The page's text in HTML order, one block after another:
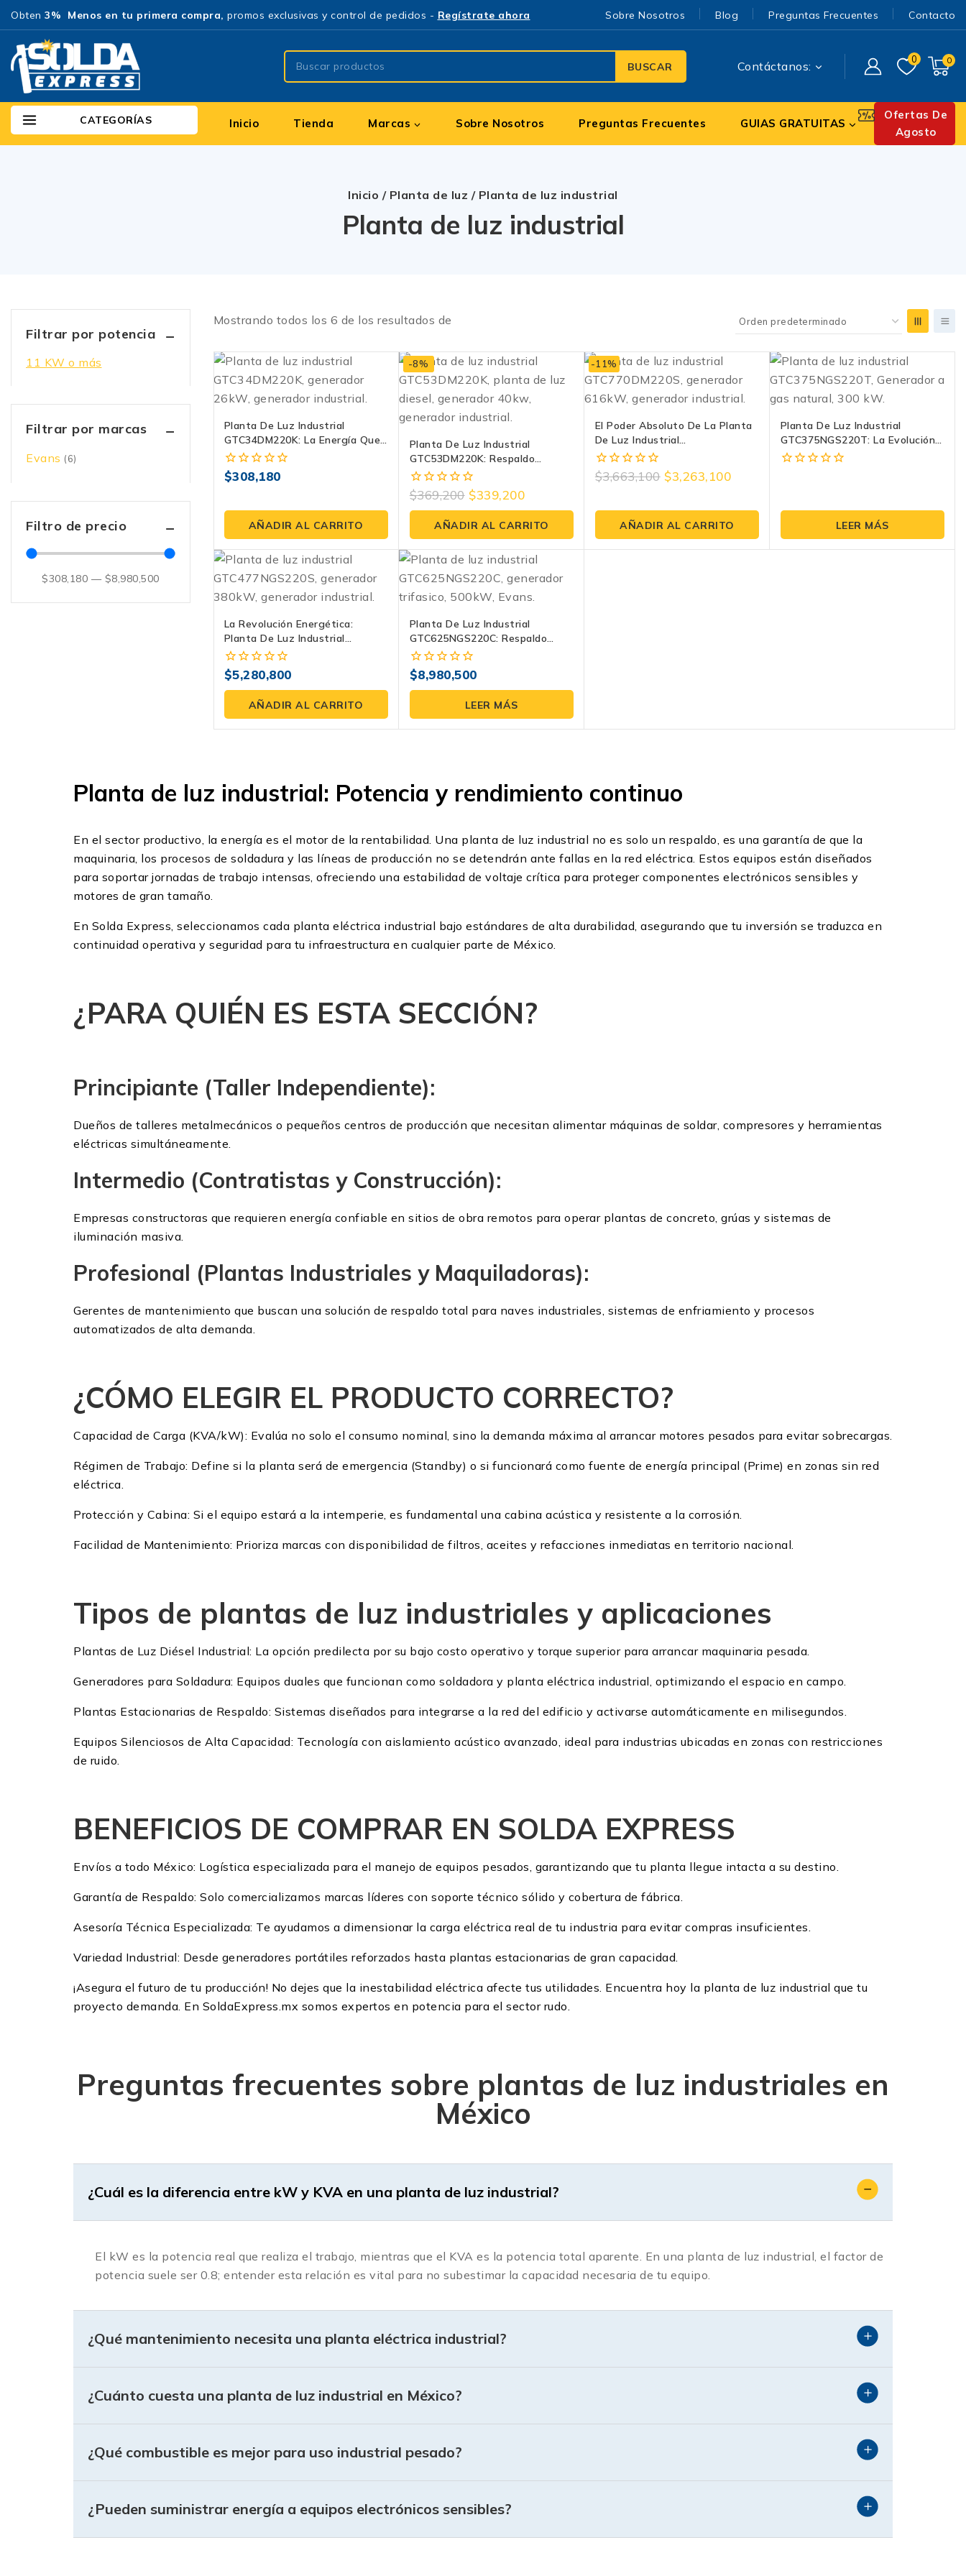
Obten 3% Menos en tu primera compra, promos exclusivas y control de pedidos - Regístrate ahora Sobre Nosotros Blog Preguntas Frecuentes Contacto
BUSCAR Contáctanos: 0 0
CATEGORÍAS Inicio Tienda Marcas Sobre Nosotros Preguntas Frecuentes GUIAS GRATUITAS
Ofertas De
Agosto
Inicio / Planta de luz / Planta de luz industrial
Planta de luz industrial
Mostrando todos los 6 de los resultados de
Planta De Luz Industrial
GTC34DM220K: La Energía Que
Tu Negocio Merece | Evans
0
5
$308,180
AÑADIR AL CARRITO
-8%
Planta De Luz Industrial
GTC53DM220K: Respaldo
Absoluto Para Tu Negocio
0
fuera
5
$369,200 $339,200
AÑADIR AL CARRITO
-11%
El Poder Absoluto De La Planta
De Luz Industrial
GTC770DM220S Para Tu
Empresa | Evans
0
5
$3,663,100 $3,263,100
AÑADIR AL CARRITO
Planta De Luz Industrial
GTC375NGS220T: La Evolución
Del Respaldo Energético
5
LEER MÁS
La Revolución Energética:
Planta De Luz Industrial
GTC477NGS220S 380kW Evans
0
fuera
5
$5,280,800
AÑADIR AL CARRITO
Planta De Luz Industrial
GTC625NGS220C: Respaldo
Monumental A Gas Natural
0
fuera
5
$8,980,500
LEER MÁS
Filtrar por potencia
11 KW o más
Filtrar por marcas
Evans (6)
Filtro de precio
$308,180 — $8,980,500
Planta de luz industrial: Potencia y rendimiento continuo
En el sector productivo, la energía es el motor de la rentabilidad. Una planta de luz industrial no es solo un respaldo, es una garantía de que la
maquinaria, los procesos de soldadura y las líneas de producción no se detendrán ante fallas en la red eléctrica. Estos equipos están diseñados
para soportar jornadas de trabajo intensas, ofreciendo una estabilidad de voltaje crítica para proteger componentes electrónicos sensibles y
motores de gran tamaño.
En Solda Express, seleccionamos cada planta eléctrica industrial bajo estándares de alta durabilidad, asegurando que tu inversión se traduzca en
continuidad operativa y seguridad para tu infraestructura en cualquier parte de México.
¿PARA QUIÉN ES ESTA SECCIÓN?
Principiante (Taller Independiente):
Dueños de talleres metalmecánicos o pequeños centros de producción que necesitan alimentar máquinas de soldar, compresores y herramientas
eléctricas simultáneamente.
Intermedio (Contratistas y Construcción):
Empresas constructoras que requieren energía confiable en sitios de obra remotos para operar plantas de concreto, grúas y sistemas de
iluminación masiva.
Profesional (Plantas Industriales y Maquiladoras):
Gerentes de mantenimiento que buscan una solución de respaldo total para naves industriales, sistemas de enfriamiento y procesos
automatizados de alta demanda.
¿CÓMO ELEGIR EL PRODUCTO CORRECTO?
Capacidad de Carga (KVA/kW): Evalúa no solo el consumo nominal, sino la demanda máxima al arrancar motores pesados para evitar sobrecargas.
Régimen de Trabajo: Define si la planta será de emergencia (Standby) o si funcionará como fuente de energía principal (Prime) en zonas sin red
eléctrica.
Protección y Cabina: Si el equipo estará a la intemperie, es fundamental una cabina acústica y resistente a la corrosión.
Facilidad de Mantenimiento: Prioriza marcas con disponibilidad de filtros, aceites y refacciones inmediatas en territorio nacional.
Tipos de plantas de luz industriales y aplicaciones
Plantas de Luz Diésel Industrial: La opción predilecta por su bajo costo operativo y torque superior para arrancar maquinaria pesada.
Generadores para Soldadura: Equipos duales que funcionan como soldadora y planta eléctrica industrial, optimizando el espacio en campo.
Plantas Estacionarias de Respaldo: Sistemas diseñados para integrarse a la red del edificio y activarse automáticamente en milisegundos.
Equipos Silenciosos de Alta Capacidad: Tecnología con aislamiento acústico avanzado, ideal para industrias ubicadas en zonas con restricciones
de ruido.
BENEFICIOS DE COMPRAR EN SOLDA EXPRESS
Envíos a todo México: Logística especializada para el manejo de equipos pesados, garantizando que tu planta llegue intacta a su destino.
Garantía de Respaldo: Solo comercializamos marcas líderes con soporte técnico sólido y cobertura de fábrica.
Asesoría Técnica Especializada: Te ayudamos a dimensionar la carga eléctrica real de tu industria para evitar compras insuficientes.
Variedad Industrial: Desde generadores portátiles reforzados hasta plantas estacionarias de gran capacidad.
¡Asegura el futuro de tu producción! No dejes que la inestabilidad eléctrica afecte tus utilidades. Encuentra hoy la planta de luz industrial que tu
proyecto demanda. En SoldaExpress.mx somos expertos en potencia para el sector rudo.
Preguntas frecuentes sobre plantas de luz industriales en
México
¿Cuál es la diferencia entre kW y KVA en una planta de luz industrial?
El kW es la potencia real que realiza el trabajo, mientras que el KVA es la potencia total aparente. En una planta de luz industrial, el factor de
potencia suele ser 0.8; entender esta relación es vital para no subestimar la capacidad necesaria de tu equipo.
¿Qué mantenimiento necesita una planta eléctrica industrial?
¿Cuánto cuesta una planta de luz industrial en México?
¿Qué combustible es mejor para uso industrial pesado?
¿Pueden suministrar energía a equipos electrónicos sensibles?